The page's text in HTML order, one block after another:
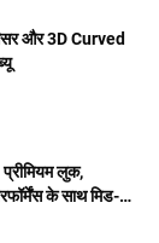
और 3D Curved
लुक,
के साथ मिड-